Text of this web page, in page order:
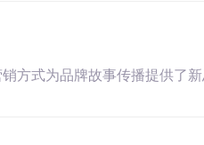
方式为品牌故事传播提供了新